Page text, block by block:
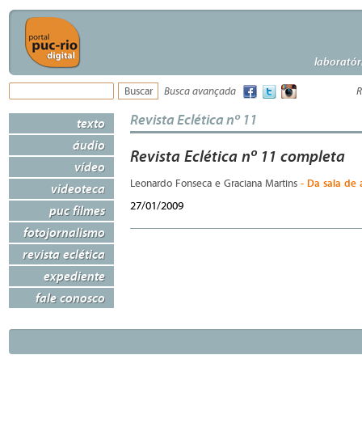
Busca avançada
texto
áudio
vídeo
videoteca
puc filmes
fotojornalismo
revista eclética
expediente
fale conosco
Revista Eclética nº 11
Revista Eclética nº 11 completa
Leonardo Fonseca e Graciana Martins - Da sala de
27/01/2009